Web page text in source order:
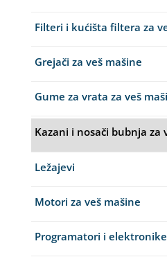
Filteri i kućišta filtera za
Grejači za veš mašine
Gume za vrata za veš
Kazani i nosači bubnja za
Ležajevi
Motori za veš mašine
Programatori i